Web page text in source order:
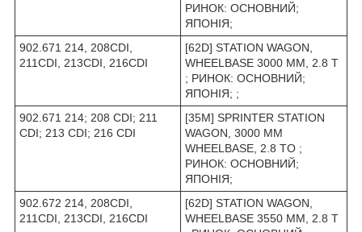
РИНОК: ОСНОВНИЙ;
ЯПОНІЯ;
902.671 214, 208CDI,
211CDI, 213CDI, 216CDI
[62D] STATION WAGON,
WHEELBASE 3000 MM, 2.8 T
; РИНОК: ОСНОВНИЙ;
ЯПОНІЯ; ;
902.671 214; 208 CDI; 211
CDI; 213 CDI; 216 CDI
[35M] SPRINTER STATION
WAGON, 3000 MM
WHEELBASE, 2.8 TO ;
РИНОК: ОСНОВНИЙ;
ЯПОНІЯ;
902.672 214, 208CDI,
211CDI, 213CDI, 216CDI
[62D] STATION WAGON,
WHEELBASE 3550 ММ, 2.8 T